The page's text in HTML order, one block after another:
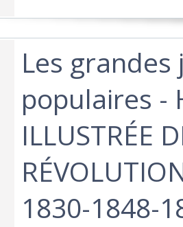
‎Les
populaires -
ILLUSTRÉE
1830-1848-